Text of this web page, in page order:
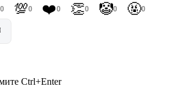
0 💯0 ❤️0 👏0 🤡0 🤬0
Ctrl+Enter